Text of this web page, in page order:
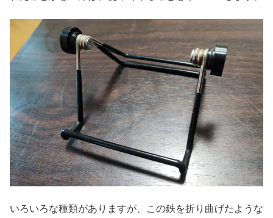
いろいろな種類がありますが、この鉄を折り曲げたような